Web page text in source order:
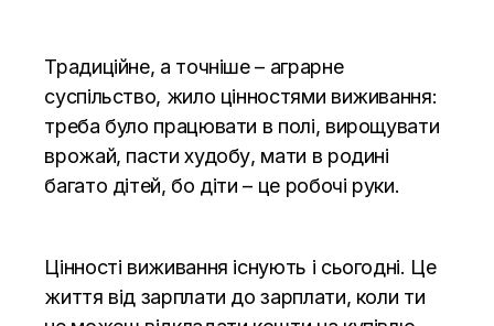
Традиційне, а точніше – аграрне
суспільство, жило цінностями виживання:
треба було працювати в полі, вирощувати
врожай, пасти худобу, мати в родині
багато дітей, бо діти – це робочі руки.
Цінності виживання існують і сьогодні. Це
життя від зарплати до зарплати, коли ти